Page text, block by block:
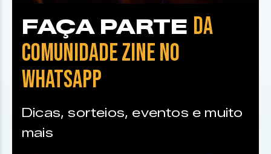
FAÇA PARTE DA
COMUNIDADE ZINE NO
WHATSAPP
Dicas, sorteios, eventos e muito
mais